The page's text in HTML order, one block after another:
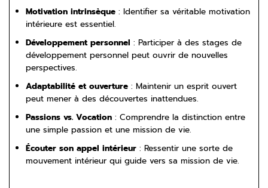
Motivation intrinsèque: Identifier sa véritable motivation
intérieure est essentiel.
Développement personnel : Participer à des stages de
développement personnel peut ouvrir de nouvelles
perspectives.
Adaptabilité et ouverture: Maintenir un esprit ouvert
peut mener à des découvertes inattendues.
Passions vs. Vocation: Comprendre la distinction entre
une simple passion et une mission de vie.
Écouter son appel intérieur: Ressentir une sorte de
mouvement intérieur qui guide vers sa mission de vie.